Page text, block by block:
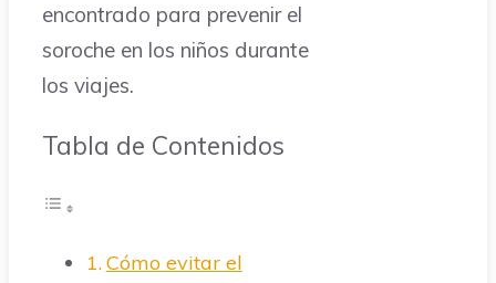
encontrado para prevenir el
soroche en los niños durante
los viajes.
Tabla de Contenidos
Cómo evitar el